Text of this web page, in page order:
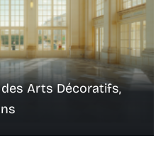
Arts Décoratifs,